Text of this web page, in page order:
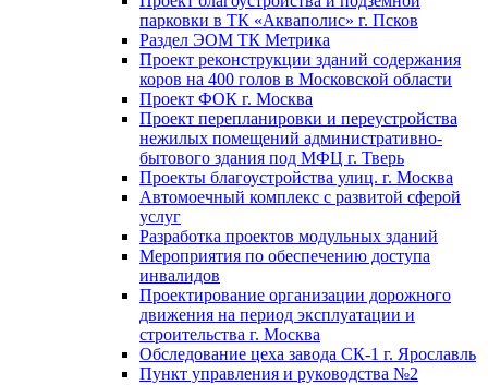
парковки в ТК «Акваполис» г. Псков
Раздел ЭОМ ТК Метрика
Проект реконструкции зданий содержания
коров на 400 голов в Московской области
Проект ФОК г. Москва
Проект перепланировки и переустройства
нежилых помещений административно-
бытового здания под МФЦ г. Тверь
Проекты благоустройства улиц. г. Москва
Автомоечный комплекс с развитой сферой
услуг
Разработка проектов модульных зданий
Мероприятия по обеспечению доступа
инвалидов
Проектирование организации дорожного
движения на период эксплуатации и
строительства г. Москва
Обследование цеха завода СК-1 г. Ярославль
Пункт управления и руководства №2